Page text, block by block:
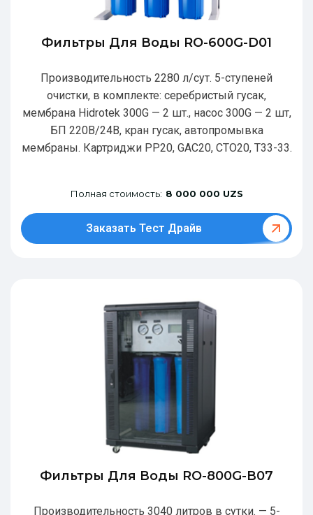
Фильтры Для Воды RO-600G-D01
Производительность 2280 л/сут. 5-ступеней
очистки, в комплекте: серебристый гусак,
мембрана Hidrotek 300G — 2 шт., насос 300G — 2 шт,
БП 220В/24В, кран гусак, автопромывка
мембраны. Картриджи РР20, GAC20, CTO20, T33-33.
Полная стоимость: 8 000 000 UZS
Заказать Тест Драйв
Фильтры Для Воды RO-800G-В07
Производительность 3040 литров в сутки. — 5-